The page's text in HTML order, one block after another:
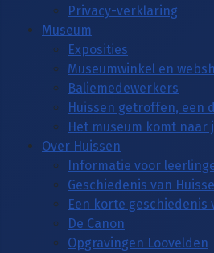
Privacy-verklaring
Museum
Exposities
Museumwinkel en
Baliemedewerkers
Huissen getroffen, een
Het museum komt naar
Over Huissen
Informatie voor
Geschiedenis van
Een korte geschiedenis
De Canon
Opgravingen Loovelden